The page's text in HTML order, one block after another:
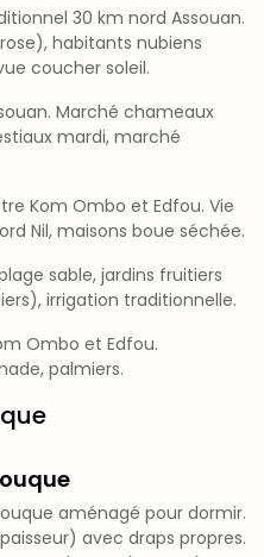
30 km nord Assouan.
habitants nubiens
coucher soleil.
Marché chameaux
mardi, marché
Kom Ombo et Edfou. Vie
Nil, maisons boue séchée.
sable, jardins fruitiers
irrigation traditionnelle.
Ombo et Edfou.
palmiers.
aménagé pour dormir.
avec draps propres.